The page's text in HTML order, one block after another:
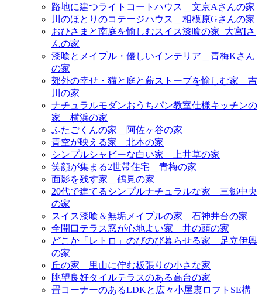
路地に建つライトコートハウス＿文京Aさんの家
川のほとりのコテージハウス＿相模原Gさんの家
おひさまと南庭を愉しむスイス漆喰の家_大宮Iさ
んの家
漆喰とメイプル・優しいインテリア＿青梅Kさん
の家
郊外の幸せ・猫と庭と薪ストーブを愉しむ家＿吉
川の家
ナチュラルモダンおうちパン教室仕様キッチンの
家＿横浜の家
ふたごくんの家＿阿佐ヶ谷の家
青空が映える家＿北本の家
シンプルシャビーな白い家＿上井草の家
笑顔が集まる2世帯住宅＿青梅の家
面影を残す家＿鶴見の家
20代で建てるシンプルナチュラルな家＿三郷中央
の家
スイス漆喰＆無垢メイプルの家＿石神井台の家
全開口テラス窓が心地よい家＿井の頭の家
どこか「レトロ」のびのび暮らせる家＿足立伊興
の家
丘の家＿里山に佇む板張りの小さな家
眺望良好タイルテラスのある高台の家
畳コーナーのあるLDKと広々小屋裏ロフトSE構